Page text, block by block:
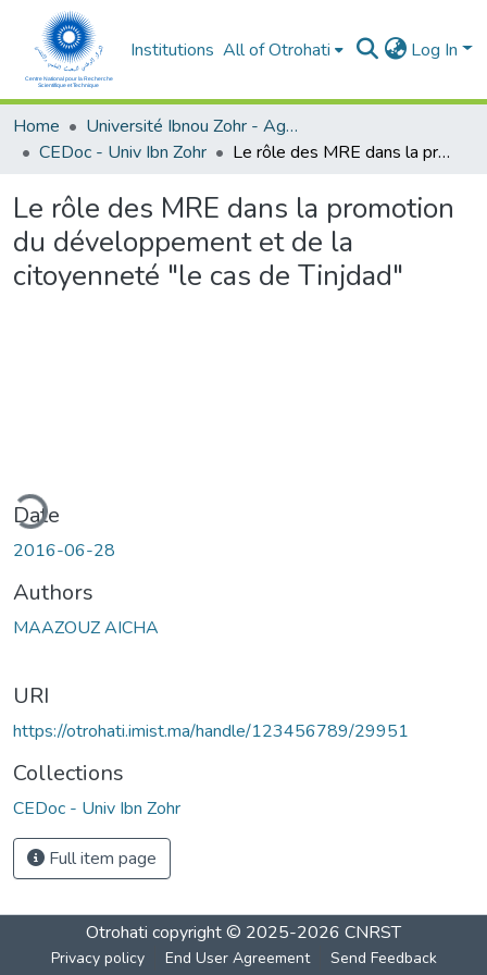
Institutions All of Otrohati Log In
Home
Université Ibnou Zohr - Agadir
CEDoc - Univ Ibn Zohr
Le rôle des MRE dans la promotion du développement et de la citoyenneté "le cas de Tinjdad"
Le rôle des MRE dans la promotion
du développement et de la
citoyenneté "le cas de Tinjdad"
Date
2016-06-28
Authors
MAAZOUZ AICHA
URI
https://otrohati.imist.ma/handle/123456789/29951
Collections
CEDoc - Univ Ibn Zohr
Full item page
Otrohati copyright © 2025-2026 CNRST
Privacy policy End User Agreement Send Feedback